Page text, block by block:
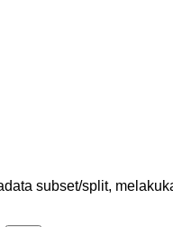
subset/split,